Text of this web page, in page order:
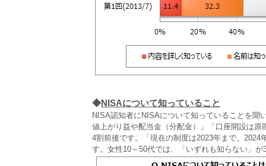
◆NISAについて知っていること
NISA認知者にNISAについて知っていることを聞
値上がり益や配当金（分配金）」「口座開設は
4割前後です。「現在の制度は2023年まで。
す。女性10～50代では、「いずれも知らない」が